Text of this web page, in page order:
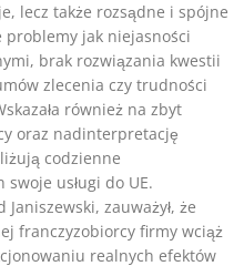
lecz także rozsądne i spójne
problemy jak niejasności
brak rozwiązania kwestii
zlecenia czy trudności
również na zbyt
oraz nadinterpretację
codzienne
usługi do UE.
zauważył, że
franczyzobiorcy firmy wciąż
realnych efektów